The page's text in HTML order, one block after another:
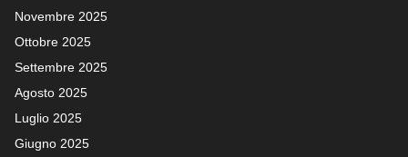
Novembre 2025
Ottobre 2025
Settembre 2025
Agosto 2025
Luglio 2025
Giugno 2025